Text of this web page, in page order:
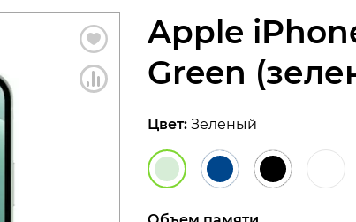
Apple
Green
Цвет: Зеленый
c политикой конфиденциальности